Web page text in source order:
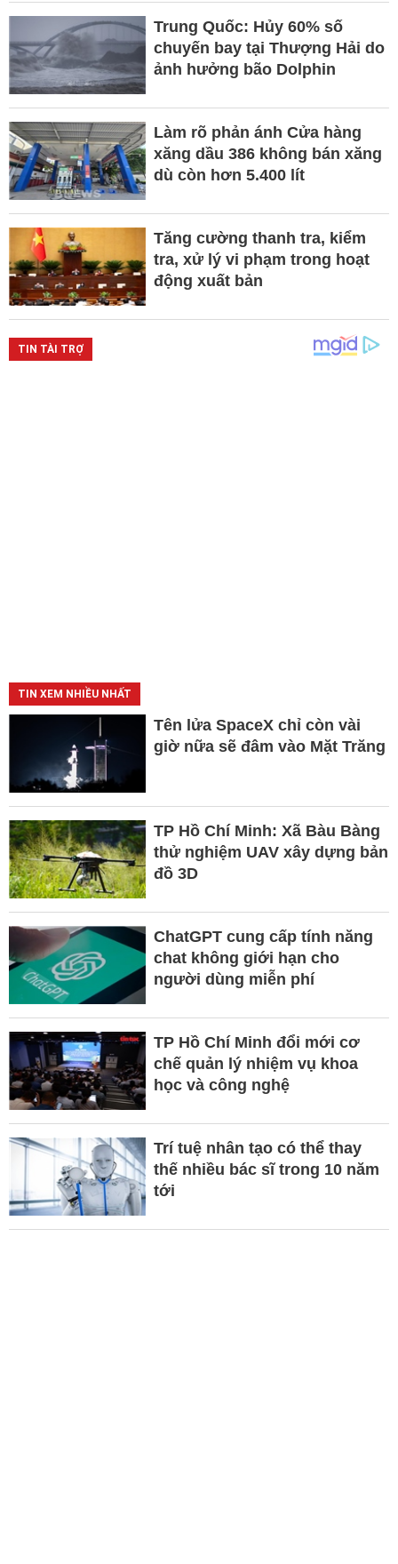
Trung Quốc: Hủy 60% số
chuyến bay tại Thượng Hải do
ảnh hưởng bão Dolphin
Làm rõ phản ánh Cửa hàng
xăng dầu 386 không bán xăng
dù còn hơn 5.400 lít
Tăng cường thanh tra, kiểm
tra, xử lý vi phạm trong hoạt
động xuất bản
TIN XEM NHIỀU NHẤT
Tên lửa SpaceX chỉ còn vài
giờ nữa sẽ đâm vào Mặt Trăng
TP Hồ Chí Minh: Xã Bàu Bàng
thử nghiệm UAV xây dựng bản
đồ 3D
ChatGPT cung cấp tính năng
chat không giới hạn cho
người dùng miễn phí
TP Hồ Chí Minh đổi mới cơ
chế quản lý nhiệm vụ khoa
học và công nghệ
Trí tuệ nhân tạo có thể thay
thế nhiều bác sĩ trong 10 năm
tới